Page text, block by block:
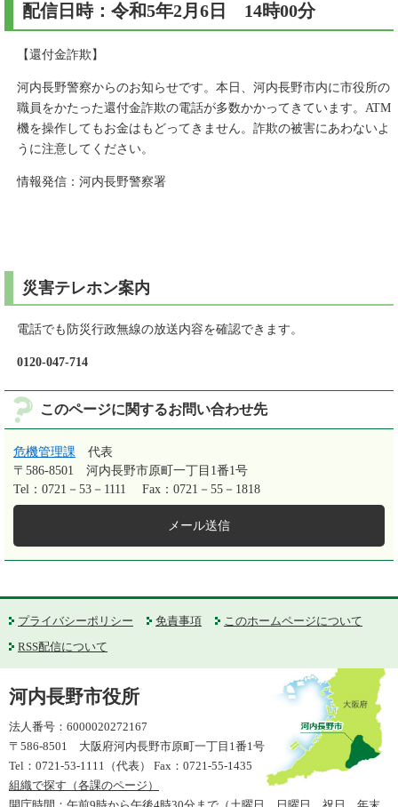
配信日時：令和5年2月6日 14時00分
【還付金詐欺】
河内長野警察からのお知らせです。本日、河内長野市内に市役所の
職員をかたった還付金詐欺の電話が多数かかってきています。ATM
機を操作してもお金はもどってきません。詐欺の被害にあわないよ
うに注意してください。
情報発信：河内長野警察署
災害テレホン案内
電話でも防災行政無線の放送内容を確認できます。
0120-047-714
このページに関するお問い合わせ先
危機管理課
代表
〒586-8501
河内長野市原町一丁目1番1号
Tel：0721－53－1111
Fax：0721－55－1818
メール送信
プライバシーポリシー 免責事項
このホームページについて
RSS配信について
河内長野市役所
法人番号：6000020272167
〒586-8501 大阪府河内長野市原町一丁目1番1号
Tel：0721-53-1111（代表） Fax：0721-55-1435
組織で探す（各課のページ）